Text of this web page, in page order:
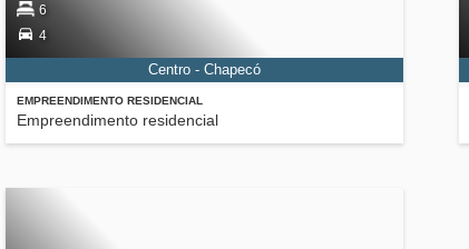
EMPREENDIMENTO RESIDENCIAL
Empreendimento residencial
6
4
Centro - Chapecó